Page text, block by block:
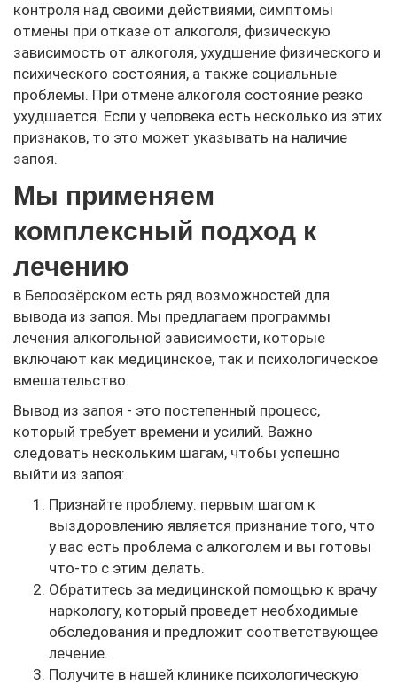
контроля над своими действиями, симптомы
отмены при отказе от алкоголя, физическую
зависимость от алкоголя, ухудшение физического и
психического состояния, а также социальные
проблемы. При отмене алкоголя состояние резко
ухудшается. Если у человека есть несколько из этих
признаков, то это может указывать на наличие
запоя.
Мы применяем
комплексный подход к
лечению
в Белоозёрском есть ряд возможностей для
вывода из запоя. Мы предлагаем программы
лечения алкогольной зависимости, которые
включают как медицинское, так и психологическое
вмешательство.
Вывод из запоя - это постепенный процесс,
который требует времени и усилий. Важно
следовать нескольким шагам, чтобы успешно
выйти из запоя:
Признайте проблему: первым шагом к
выздоровлению является признание того, что
у вас есть проблема с алкоголем и вы готовы
что-то с этим делать.
Обратитесь за медицинской помощью к врачу
наркологу, который проведет необходимые
обследования и предложит соответствующее
лечение.
Получите в нашей клинике психологическую